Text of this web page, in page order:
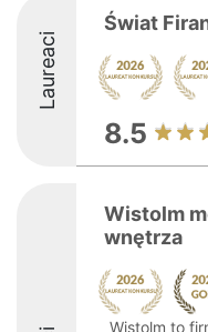
Laureaci
Świat
8.5
Wistolm
wnętrza
Wistolm to